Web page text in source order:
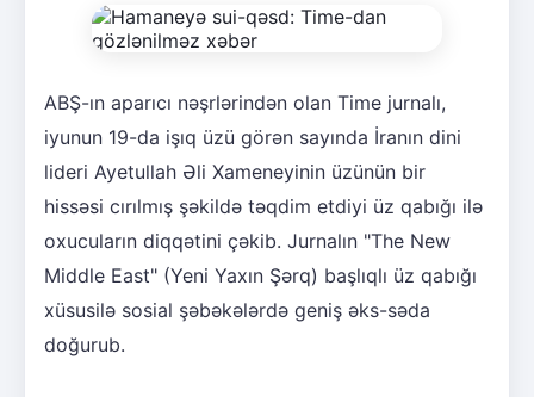
ABŞ-ın aparıcı nəşrlərindən olan Time jurnalı,
iyunun 19-da işıq üzü görən sayında İranın dini
lideri Ayetullah Əli Xameneyinin üzünün bir
hissəsi cırılmış şəkildə təqdim etdiyi üz qabığı ilə
oxucuların diqqətini çəkib. Jurnalın "The New
Middle East" (Yeni Yaxın Şərq) başlıqlı üz qabığı
xüsusilə sosial şəbəkələrdə geniş əks-səda
doğurub.